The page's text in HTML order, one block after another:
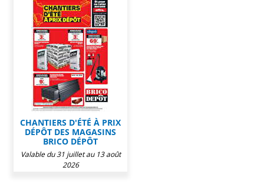
CHANTIERS D'ÉTÉ À PRIX
DÉPÔT DES MAGASINS
BRICO DÉPÔT
Valable du 31 juillet au 13 août
2026